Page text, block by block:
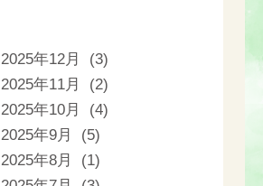
2025年12月 (3)
2025年11月 (2)
2025年10月 (4)
2025年9月 (5)
2025年8月 (1)